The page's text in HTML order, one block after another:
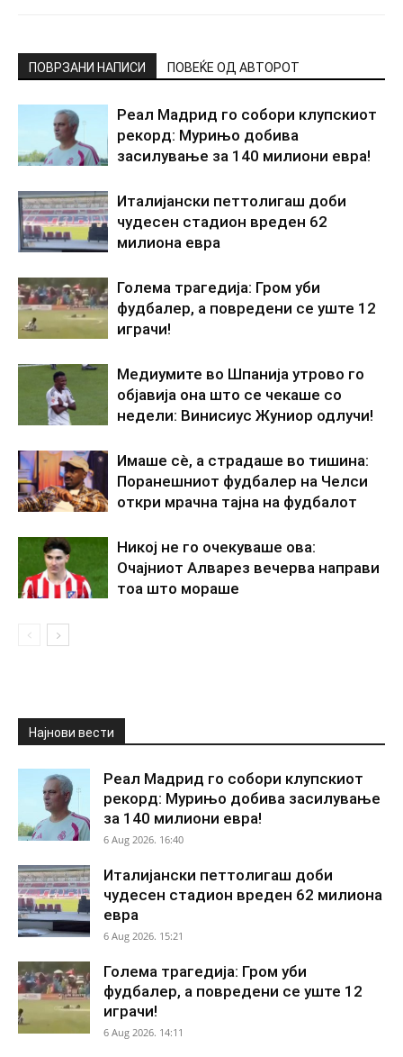
ПОВРЗАНИ НАПИСИ ПОВЕЌЕ ОД АВТОРОТ
Реал Мадрид го собори клупскиот
рекорд: Мурињо добива
засилување за 140 милиони евра!
Италијански петтолигаш доби
чудесен стадион вреден 62
милиона евра
Голема трагедија: Гром уби
фудбалер, а повредени се уште 12
играчи!
Медиумите во Шпанија утрово го
објавија она што се чекаше со
недели: Винисиус Жуниор одлучи!
Имаше сè, а страдаше во тишина:
Поранешниот фудбалер на Челси
откри мрачна тајна на фудбалот
Никој не го очекуваше ова:
Очајниот Алварез вечерва направи
тоа што мораше
Најнови вести
Реал Мадрид го собори клупскиот
рекорд: Мурињо добива засилување
за 140 милиони евра!
6 Aug 2026. 16:40
Италијански петтолигаш доби
чудесен стадион вреден 62 милиона
евра
6 Aug 2026. 15:21
Голема трагедија: Гром уби
фудбалер, а повредени се уште 12
играчи!
6 Aug 2026. 14:11